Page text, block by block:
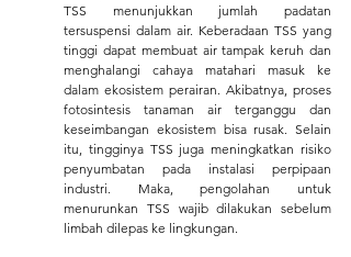
TSS menunjukkan jumlah padatan
tersuspensi dalam air. Keberadaan TSS yang
tinggi dapat membuat air tampak keruh dan
menghalangi cahaya matahari masuk ke
dalam ekosistem perairan. Akibatnya, proses
fotosintesis tanaman air terganggu dan
keseimbangan ekosistem bisa rusak. Selain
itu, tingginya TSS juga meningkatkan risiko
penyumbatan pada instalasi perpipaan
industri. Maka, pengolahan untuk
menurunkan TSS wajib dilakukan sebelum
limbah dilepas ke lingkungan.